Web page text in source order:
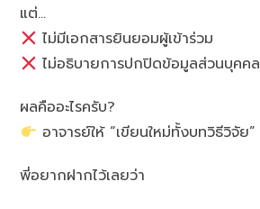
แต่…
ไม่มีเอกสารยินยอมผู้เข้าร่วม
ไม่อธิบายการปกปิดข้อมูลส่วนบุคคล
ผลคืออะไรครับ?
อาจารย์ให้ “เขียนใหม่ทั้งบทวิธีวิจัย”
พี่อยากฝากไว้เลยว่า